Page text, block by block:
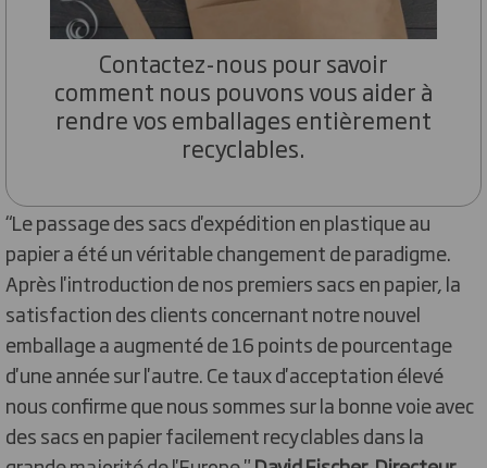
Contactez-nous pour savoir
comment nous pouvons vous aider à
rendre vos emballages entièrement
recyclables.
“Le passage des sacs d'expédition en plastique au
papier a été un véritable changement de paradigme.
Après l'introduction de nos premiers sacs en papier, la
satisfaction des clients concernant notre nouvel
emballage a augmenté de 16 points de pourcentage
d'une année sur l'autre. Ce taux d'acceptation élevé
nous confirme que nous sommes sur la bonne voie avec
des sacs en papier facilement recyclables dans la